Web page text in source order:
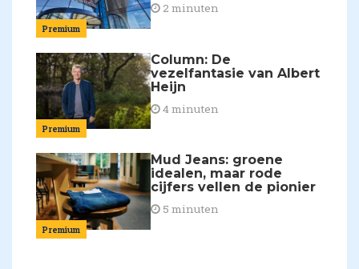
Premium
2 minuten
Premium
Column: De
vezelfantasie van Albert
Heijn
4 minuten
Premium
Mud Jeans: groene
idealen, maar rode
cijfers vellen de pionier
5 minuten